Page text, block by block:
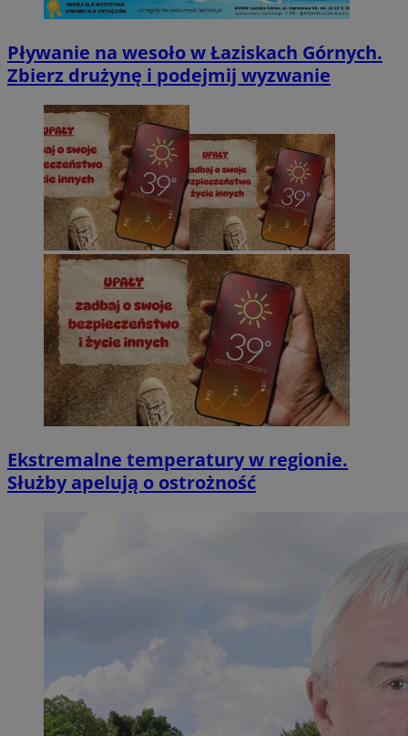
Pływanie na wesoło w Łaziskach Górnych.
Zbierz drużynę i podejmij wyzwanie
Ekstremalne temperatury w regionie.
Służby apelują o ostrożność